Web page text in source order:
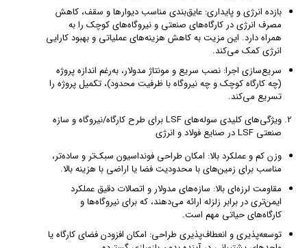
بازده انرژی و پایداری: عایق‌بندی مناسب دیوارها و سقف، کاهش
مصرف انرژی در کارگاه‌های صنعتی و نیروگاه‌های کوچک را به
همراه دارد. این مزیت به کاهش هزینه‌های عملیاتی و بهبود کارایی
انرژی کمک می‌کند.
سریع‌سازی اجرا: نصب سریع و مونتاژ مدولار، به‌رغم اندازه پروژه
(چه کارگاه کوچک و چه نیروگاه با ظرفیت محدود)، تکمیل پروژه را
تسریع می‌کند.
ویژگی‌های کلیدی سوله‌های LSF برای طرح کارگاه/نیروگاه و سازه
صنعتی LSF در صنایع فولاد و انرژی
وزن کم و عملکرد بالا: امکان طراحی فونداسیون سبک‌تر و ساده‌تر،
مناسب برای زمین‌های با محدودیت فضا یا اراضی با هزینه بالا.
مقاومت لرزه‌ای بالا: سازه‌های مدولار و اتصالات دقیق عملکرد
ایمن‌تری در برابر زلزله ارائه می‌دهند، که برای نیروگاه‌ها و
کارگاه‌های حیاتی مهم است.
توسعه‌پذیری و انعطاف‌پذیری طراحی: امکان افزودن فضای کارگاه یا